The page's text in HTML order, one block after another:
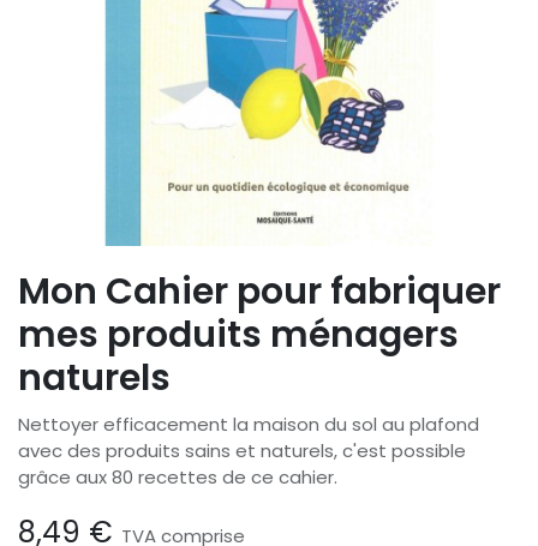
Mon Cahier pour fabriquer
mes produits ménagers
naturels
Nettoyer efficacement la maison du sol au plafond
avec des produits sains et naturels, c'est possible
grâce aux 80 recettes de ce cahier.
8,49 € TVA comprise